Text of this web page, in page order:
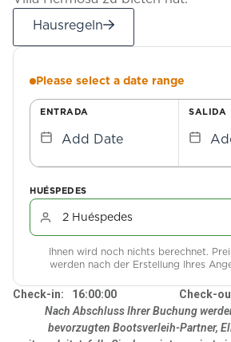
Hausregeln
Please select a date range
ENTRADA
Add Date
SALIDA
HUÉSPEDES
Ihnen wird noch nichts berechnet.
werden nach der Erstellung Ihres
Check-in: 16:00:00 Check-
Nach Abschluss Ihrer Buchung
bevorzugten Bootsverleih-Partner,